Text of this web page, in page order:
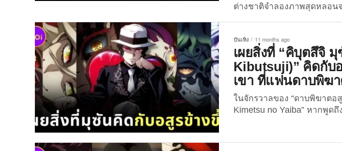
ต่างชาติจำลองภาพสุดหลอน
ชื่อ “LYFP” หรือเจ้าของบัญชี
“llyfpll” ได้สร้างกระแสฮือฮา
“Demon...
บันเทิง 11 months ago
เผยสิ่งที่ “คิบุตสึจิ
Kibutsuji)” คิดกับ
เขา ที่แฟนดาบพิฆ
ในจักรวาลของ “ดาบพิฆาตอสู
Kimetsu no Yaiba” หากพูด
บนโลกใบนี้ และเขายังมีชีวิต